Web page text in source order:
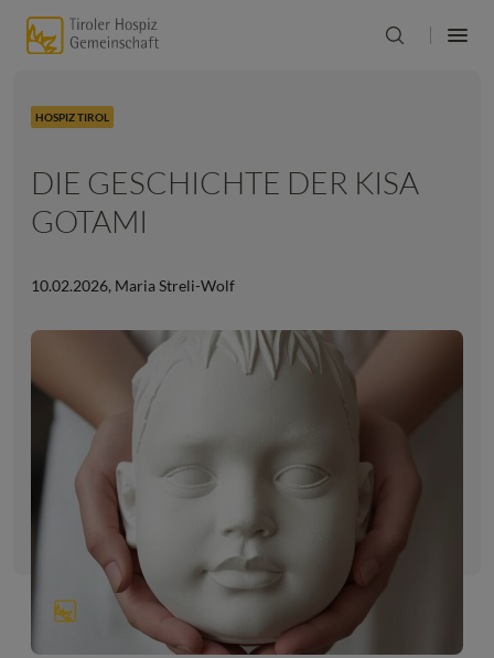
HOSPIZ TIROL
DIE GESCHICHTE DER KISA
GOTAMI
10.02.2026, Maria Streli-Wolf